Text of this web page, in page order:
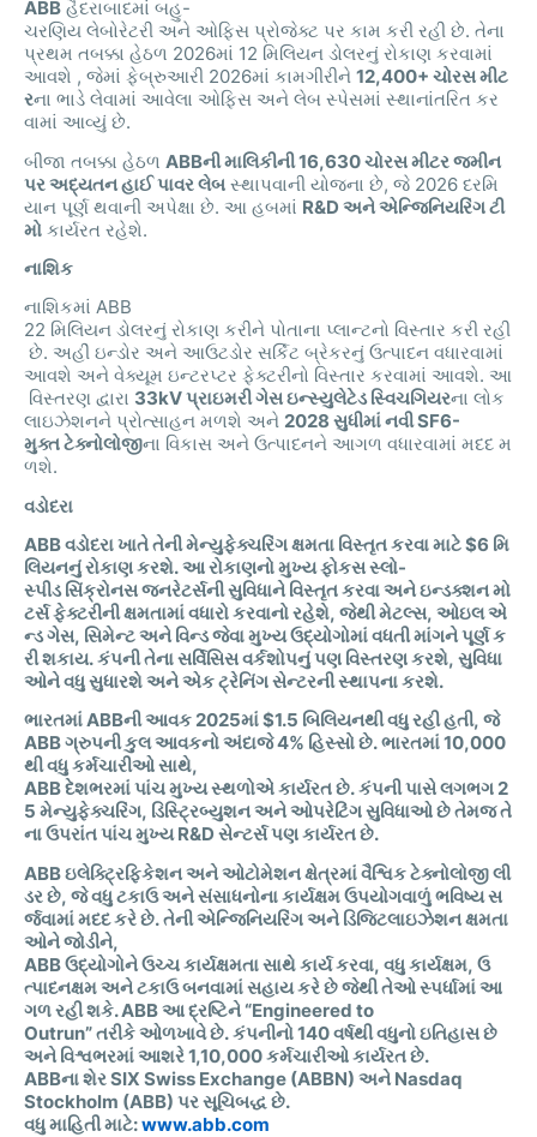
ABB હૈદરાબાદમાં બહુ-
ચરણિય લેબોરેટરી અને ઓફિસ પ્રોજેક્ટ પર કામ કરી રહી છે. તેના
પ્રથમ તબક્કા હેઠળ 2026માં 12 મિલિયન ડોલરનું રોકાણ કરવામાં
આવશે , જેમાં ફેબ્રુઆરી 2026માં કામગીરીને 12,400+ ચોરસમીટ
રના ભાડે લેવામાં આવેલા ઓફિસ અને લેબ સ્પેસમાં સ્થાનાંતરિત કર
વામાં આવ્યું છે.
બીજા તબક્કા હેઠળ ABBનીમાલિકીની16,630ચોરસમીટરજમીન
પરઅદ્યતનહાઈપાવરલેબ સ્થાપવાની યોજના છે, જે 2026 દરમિ
યાન પૂર્ણ થવાની અપેક્ષા છે. આ હબમાં R&D અનેએન્જિનિયરિંગટી
મો કાર્યરત રહેશે.
નાશિક
નાશિકમાં ABB
22 મિલિયન ડોલરનું રોકાણ કરીને પોતાના પ્લાન્ટનો વિસ્તાર કરી રહી
છે. અહીં ઇન્ડોર અને આઉટડોર સર્કિટ બ્રેકરનું ઉત્પાદન વધારવામાં
આવશે અને વેક્યૂમ ઇન્ટરપ્ટર ફેક્ટરીનો વિસ્તાર કરવામાં આવશે. આ
વિસ્તરણ દ્વારા 33kVપ્રાઇમરીગેસઇન્સ્યુલેટેડ સ્વિચગિયરના લોક
લાઇઝેશનને પ્રોત્સાહન મળશે અને 2028 સુધીમાંનવીSF6-
મુક્તટેક્નોલોજીના વિકાસ અને ઉત્પાદનને આગળ વધારવામાં મદદ મ
ળશે.
વડોદરા
ABBવડોદરાખાતેતેનીમેન્યુફેક્ચરિંગક્ષમતા વિસ્તૃતકરવામાટે$6 મિ
લિયનનુંરોકાણકરશે.આરોકાણનોમુખ્યફોકસસ્લો-
સ્પીડ સિંક્રોનસજનરેટર્સનીસુવિધાને વિસ્તૃતકરવાઅનેઇન્ડક્શનમો
ટર્સફેક્ટરીનીક્ષમતામાંવધારોકરવાનોરહેશે, જેથીમેટલ્સ, ઓઇલએ
ન્ડગેસ, સિમેન્ટઅને વિન્ડજેવામુખ્યઉદ્યોગોમાંવધતીમાંગનેપૂર્ણક
રીશકાય.કંપનીતેનાસર્વિસિસવર્કશોપનુંપણ વિસ્તરણકરશે, સુવિધા
ઓનેવધુસુધારશેઅનેએકટ્રેનિંગસેન્ટરનીસ્થાપનાકરશે.
ભારતમાંABBનીઆવક 2025માં$1.5 બિલિયનથીવધુરહીહતી, જે
ABBગ્રુપનીકુલઆવકનોઅંદાજે4% હિસ્સોછે.ભારતમાં10,000
થીવધુકર્મચારીઓસાથે,
ABBદેશભરમાંપાંચમુખ્યસ્થળોએકાર્યરતછે.કંપનીપાસેલગભગ 2
5 મેન્યુફેક્ચરિંગ, ડિસ્ટ્રિબ્યુશનઅનેઓપરેટિંગસુવિધાઓછેતેમજતે
નાઉપરાંતપાંચમુખ્યR&D સેન્ટર્સપણકાર્યરતછે.
ABBઇલેક્ટ્રિફિકેશનઅનેઓટોમેશનક્ષેત્રમાંવૈશ્વિકટેક્નોલોજીલી
ડરછે, જેવધુટકાઉઅનેસંસાધનોનાકાર્યક્ષમઉપયોગવાળુંભવિષ્યસ
ર્જવામાંમદદકરેછે.તેનીએન્જિનિયરિંગઅને ડિજિટલાઇઝેશનક્ષમતા
ઓનેજોડીને,
ABBઉદ્યોગોનેઉચ્ચકાર્યક્ષમતાસાથેકાર્યકરવા, વધુકાર્યક્ષમ, ઉ
ત્પાદનક્ષમઅનેટકાઉબનવામાંસહાયકરેછેજેથીતેઓસ્પર્ધામાંઆ
ગળરહીશકે. ABBઆદ્રષ્ટિને“Engineered to
Outrun”તરીકેઓળખાવેછે.કંપનીનો140વર્ષથીવધુનોઇતિહાસછે
અને વિશ્વભરમાંઆશરે1,10,000કર્મચારીઓકાર્યરતછે.
ABBનાશેરSIX Swiss Exchange (ABBN) અનેNasdaq
Stockholm (ABB) પરસૂચિબદ્ધ છે.
વધુમાહિતીમાટે:www.abb.com